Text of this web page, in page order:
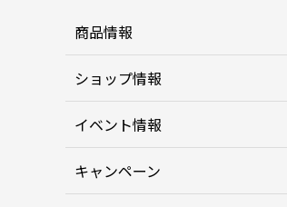
商品情報
ショップ情報
イベント情報
キャンペーン